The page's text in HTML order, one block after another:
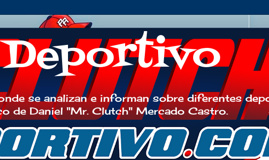
se analizan e informan sobre diferentes
de Daniel "Mr. Clutch" Mercado Castro.